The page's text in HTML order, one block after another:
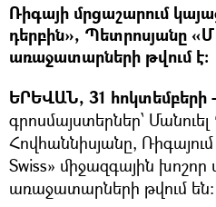
Ռիգայի մրցաշարում
դերբին», Պետրոսյանը
առաջատարների թվում է։
ԵՐԵՎԱՆ, 31 հոկտեմբերի
գրոսմայստերներ՝
Հովհաննիսյանը,
Swiss» միջազգային
առաջատարների թվում են։